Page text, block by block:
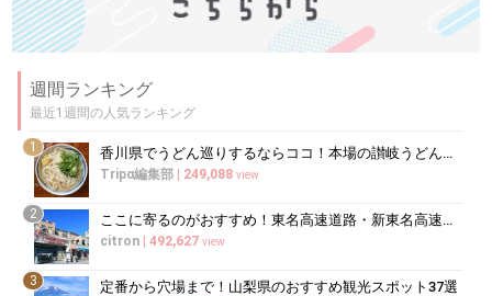
週間ランキング
最近1週間の人気ランキング
1 香川県でうどん巡りするならココ！本場の讃岐うどんの名店
Tripα編集部 | 249,088 view
2 ここに寄るのがおすすめ！東名高速道路・新東名高速道路の充実のSA・PA10選
citron | 492,627 view
3 定番から穴場まで！山梨県のおすすめ観光スポット37選